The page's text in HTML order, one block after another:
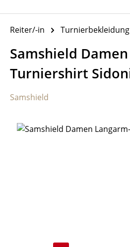
Reiter/-in Turnierbekleidung
Samshield
Turniershirt
Samshield
Bildergalerie überspringen